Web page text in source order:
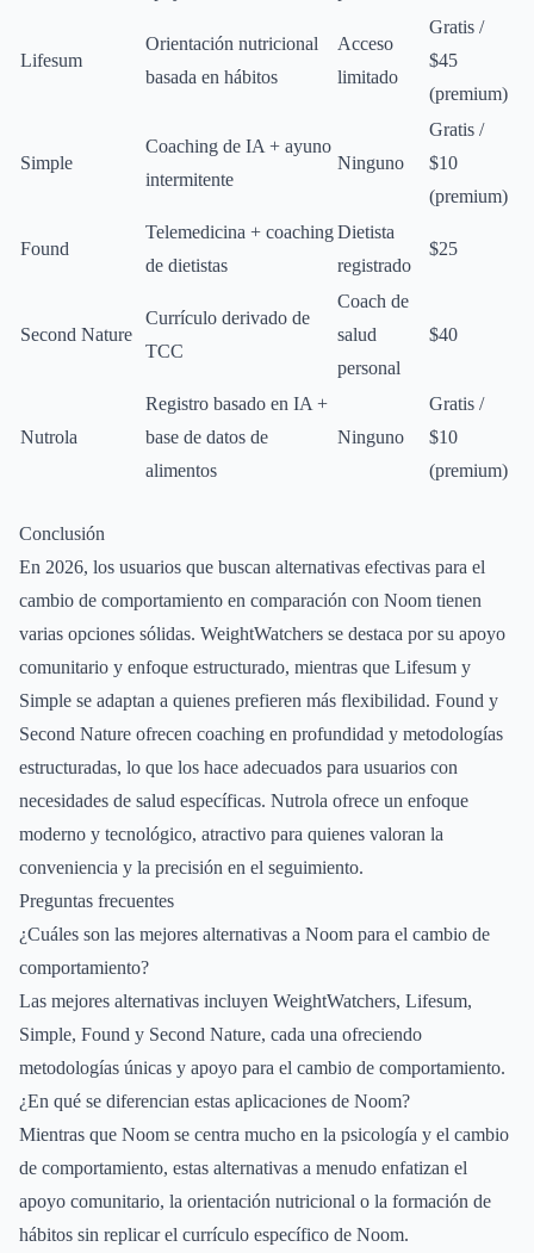
Lifesum
Orientación nutricional
basada en hábitos
Acceso
limitado
Gratis /
$45
(premium)
Simple
Coaching de IA + ayuno
intermitente
Ninguno
Gratis /
$10
(premium)
Found
Telemedicina + coaching
de dietistas
Dietista
registrado
$25
Second Nature
Currículo derivado de
TCC
Coach de
salud
personal
$40
Nutrola
Registro basado en IA +
base de datos de
alimentos
Ninguno
Gratis /
$10
(premium)
Conclusión
En 2026, los usuarios que buscan alternativas efectivas para el
cambio de comportamiento en comparación con Noom tienen
varias opciones sólidas. WeightWatchers se destaca por su apoyo
comunitario y enfoque estructurado, mientras que Lifesum y
Simple se adaptan a quienes prefieren más flexibilidad. Found y
Second Nature ofrecen coaching en profundidad y metodologías
estructuradas, lo que los hace adecuados para usuarios con
necesidades de salud específicas. Nutrola ofrece un enfoque
moderno y tecnológico, atractivo para quienes valoran la
conveniencia y la precisión en el seguimiento.
Preguntas frecuentes
¿Cuáles son las mejores alternativas a Noom para el cambio de
comportamiento?
Las mejores alternativas incluyen WeightWatchers, Lifesum,
Simple, Found y Second Nature, cada una ofreciendo
metodologías únicas y apoyo para el cambio de comportamiento.
¿En qué se diferencian estas aplicaciones de Noom?
Mientras que Noom se centra mucho en la psicología y el cambio
de comportamiento, estas alternativas a menudo enfatizan el
apoyo comunitario, la orientación nutricional o la formación de
hábitos sin replicar el currículo específico de Noom.